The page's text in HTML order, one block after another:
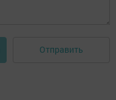
Отправить